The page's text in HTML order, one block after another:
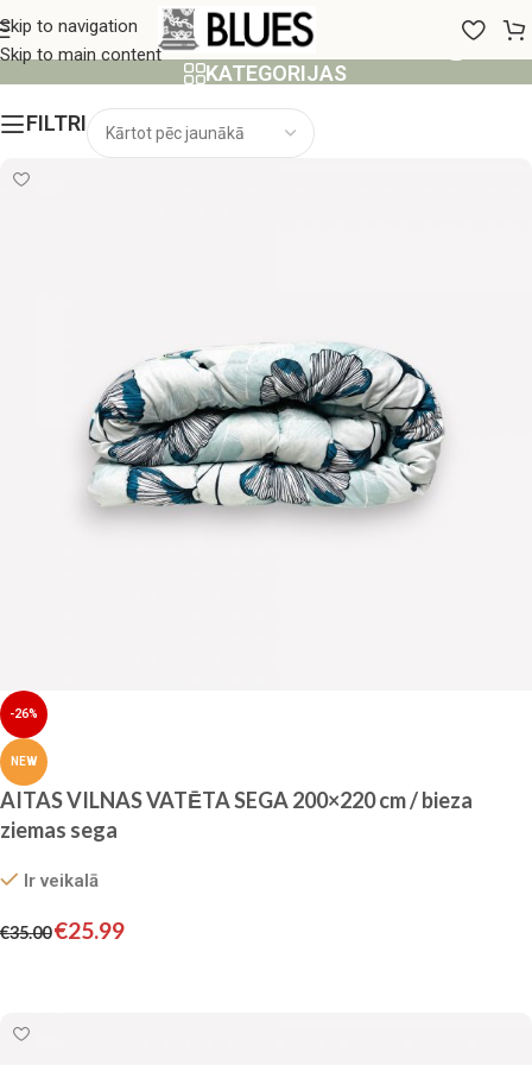
Skip to navigation
Skip to main content
Vātētas aitas vilnas segas
KATEGORIJAS
FILTRI
-26%
NEW
AITAS VILNAS VATĒTA SEGA 200×220 cm / bieza
ziemas sega
Ir veikalā
€35.00€25.99